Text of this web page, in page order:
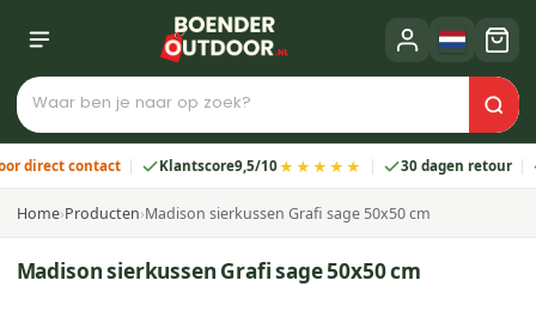
contact Klantscore9,5/10★★★★★ 30 dagen retour
Home›Producten›Madison sierkussen Grafi sage 50x50 cm
Madison sierkussen Grafi sage 50x50 cm